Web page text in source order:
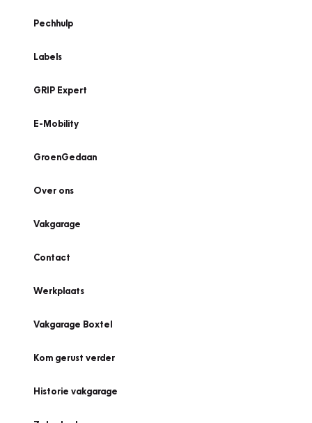
Pechhulp
Labels
GRIP Expert
E-Mobility
GroenGedaan
Over ons
Vakgarage
Contact
Werkplaats
Vakgarage Boxtel
Kom gerust verder
Historie vakgarage